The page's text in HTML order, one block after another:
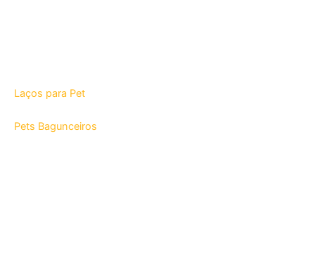
Laços para Pet
Pets Bagunceiros